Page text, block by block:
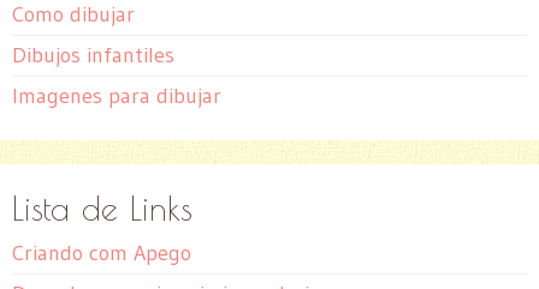
Como dibujar
Dibujos infantiles
Imagenes para dibujar
Lista de Links
Criando com Apego